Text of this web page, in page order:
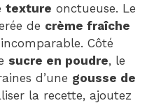
texture onctueuse. Le
de crème fraîche
Côté
sucre en poudre, le
d’une gousse de
la recette, ajoutez